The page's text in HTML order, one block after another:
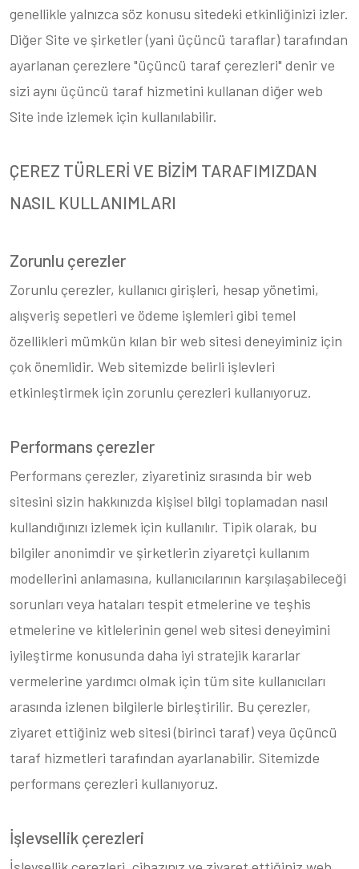
genellikle yalnızca söz konusu sitedeki etkinliğinizi izler.
Diğer Site ve şirketler (yani üçüncü taraflar) tarafından
ayarlanan çerezlere "üçüncü taraf çerezleri" denir ve
sizi aynı üçüncü taraf hizmetini kullanan diğer web
Site inde izlemek için kullanılabilir.
ÇEREZ TÜRLERİ VE BİZİM TARAFIMIZDAN
NASIL KULLANIMLARI
Zorunlu çerezler
Zorunlu çerezler, kullanıcı girişleri, hesap yönetimi,
alışveriş sepetleri ve ödeme işlemleri gibi temel
özellikleri mümkün kılan bir web sitesi deneyiminiz için
çok önemlidir. Web sitemizde belirli işlevleri
etkinleştirmek için zorunlu çerezleri kullanıyoruz.
Performans çerezler
Performans çerezler, ziyaretiniz sırasında bir web
sitesini sizin hakkınızda kişisel bilgi toplamadan nasıl
kullandığınızı izlemek için kullanılır. Tipik olarak, bu
bilgiler anonimdir ve şirketlerin ziyaretçi kullanım
modellerini anlamasına, kullanıcılarının karşılaşabileceği
sorunları veya hataları tespit etmelerine ve teşhis
etmelerine ve kitlelerinin genel web sitesi deneyimini
iyileştirme konusunda daha iyi stratejik kararlar
vermelerine yardımcı olmak için tüm site kullanıcıları
arasında izlenen bilgilerle birleştirilir. Bu çerezler,
ziyaret ettiğiniz web sitesi (birinci taraf) veya üçüncü
taraf hizmetleri tarafından ayarlanabilir. Sitemizde
performans çerezleri kullanıyoruz.
İşlevsellik çerezleri